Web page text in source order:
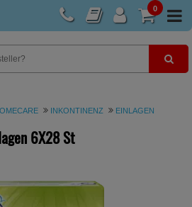
0
INKONTINENZ EINLAGEN
6X28 St